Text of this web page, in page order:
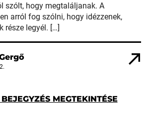
szólt, hogy megtaláljanak. A
arról fog szólni, hogy idézzenek,
része legyél. […]
MEGTEKINTÉSE